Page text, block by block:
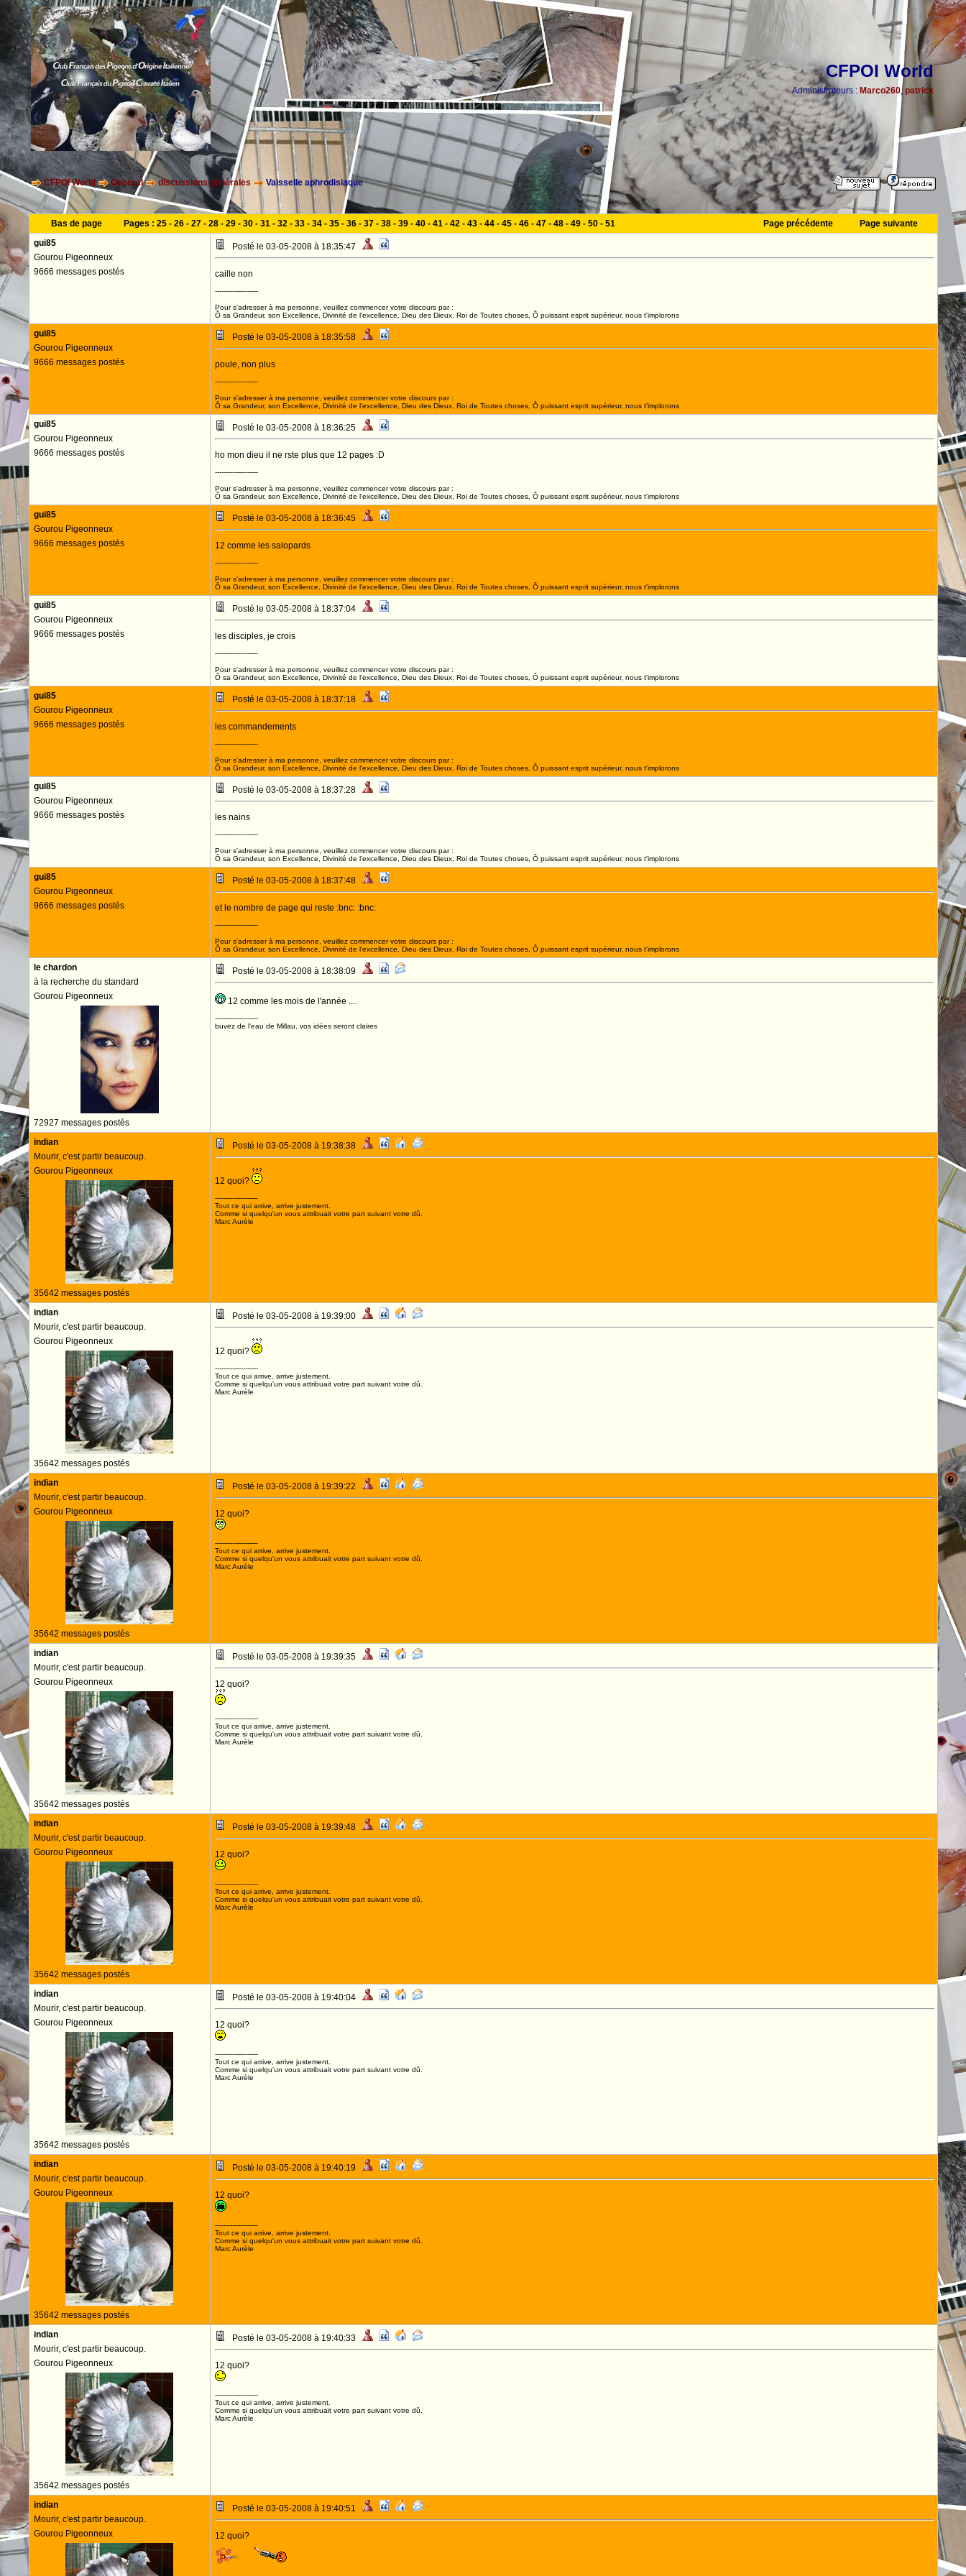
CFPOI World
Administrateurs : Marco260, patrick
CFPOI World General discussions générales Vaisselle aphrodisiaque
Bas de page Pages : 25- 26- 27- 28- 29- 30- 31- 32- 33- 34- 35- 36- 37- 38- 39- 40- 41- 42- 43- 44- 45- 46- 47- 48- 49- 50- 51 Page précédente
Page suivante
gui85
Gourou Pigeonneux
9666 messages postés
Posté le 03-05-2008 à 18:35:47
caille non
--------------------
Pour s'adresser à ma personne, veuillez commencer votre discours par :
Ô sa Grandeur, son Excellence, Divinité de l'excellence, Dieu des Dieux, Roi de Toutes choses, Ô puissant esprit supérieur, nous t'implorons
gui85
Gourou Pigeonneux
9666 messages postés
Posté le 03-05-2008 à 18:35:58
poule, non plus
--------------------
Pour s'adresser à ma personne, veuillez commencer votre discours par :
Ô sa Grandeur, son Excellence, Divinité de l'excellence, Dieu des Dieux, Roi de Toutes choses, Ô puissant esprit supérieur, nous t'implorons
gui85
Gourou Pigeonneux
9666 messages postés
Posté le 03-05-2008 à 18:36:25
ho mon dieu il ne rste plus que 12 pages :D
--------------------
Pour s'adresser à ma personne, veuillez commencer votre discours par :
Ô sa Grandeur, son Excellence, Divinité de l'excellence, Dieu des Dieux, Roi de Toutes choses, Ô puissant esprit supérieur, nous t'implorons
gui85
Gourou Pigeonneux
9666 messages postés
Posté le 03-05-2008 à 18:36:45
12 comme les salopards
--------------------
Pour s'adresser à ma personne, veuillez commencer votre discours par :
Ô sa Grandeur, son Excellence, Divinité de l'excellence, Dieu des Dieux, Roi de Toutes choses, Ô puissant esprit supérieur, nous t'implorons
gui85
Gourou Pigeonneux
9666 messages postés
Posté le 03-05-2008 à 18:37:04
les disciples, je crois
--------------------
Pour s'adresser à ma personne, veuillez commencer votre discours par :
Ô sa Grandeur, son Excellence, Divinité de l'excellence, Dieu des Dieux, Roi de Toutes choses, Ô puissant esprit supérieur, nous t'implorons
gui85
Gourou Pigeonneux
9666 messages postés
Posté le 03-05-2008 à 18:37:18
les commandements
--------------------
Pour s'adresser à ma personne, veuillez commencer votre discours par :
Ô sa Grandeur, son Excellence, Divinité de l'excellence, Dieu des Dieux, Roi de Toutes choses, Ô puissant esprit supérieur, nous t'implorons
gui85
Gourou Pigeonneux
9666 messages postés
Posté le 03-05-2008 à 18:37:28
les nains
--------------------
Pour s'adresser à ma personne, veuillez commencer votre discours par :
Ô sa Grandeur, son Excellence, Divinité de l'excellence, Dieu des Dieux, Roi de Toutes choses, Ô puissant esprit supérieur, nous t'implorons
gui85
Gourou Pigeonneux
9666 messages postés
Posté le 03-05-2008 à 18:37:48
et le nombre de page qui reste :bnc: :bnc:
--------------------
Pour s'adresser à ma personne, veuillez commencer votre discours par :
Ô sa Grandeur, son Excellence, Divinité de l'excellence, Dieu des Dieux, Roi de Toutes choses, Ô puissant esprit supérieur, nous t'implorons
le chardon
à la recherche du standard
Gourou Pigeonneux
72927 messages postés
Posté le 03-05-2008 à 18:38:09
12 comme les mois de l'année ....
--------------------
buvez de l'eau de Millau, vos idées seront claires
indian
Mourir, c'est partir beaucoup.
Gourou Pigeonneux
35642 messages postés
Posté le 03-05-2008 à 19:38:38
12 quoi?
--------------------
Tout ce qui arrive, arrive justement.
Comme si quelqu'un vous attribuait votre part suivant votre dû.
Marc Aurèle
indian
Mourir, c'est partir beaucoup.
Gourou Pigeonneux
35642 messages postés
Posté le 03-05-2008 à 19:39:00
12 quoi?
--------------------
Tout ce qui arrive, arrive justement.
Comme si quelqu'un vous attribuait votre part suivant votre dû.
Marc Aurèle
indian
Mourir, c'est partir beaucoup.
Gourou Pigeonneux
35642 messages postés
Posté le 03-05-2008 à 19:39:22
12 quoi?
--------------------
Tout ce qui arrive, arrive justement.
Comme si quelqu'un vous attribuait votre part suivant votre dû.
Marc Aurèle
indian
Mourir, c'est partir beaucoup.
Gourou Pigeonneux
35642 messages postés
Posté le 03-05-2008 à 19:39:35
12 quoi?
--------------------
Tout ce qui arrive, arrive justement.
Comme si quelqu'un vous attribuait votre part suivant votre dû.
Marc Aurèle
indian
Mourir, c'est partir beaucoup.
Gourou Pigeonneux
35642 messages postés
Posté le 03-05-2008 à 19:39:48
12 quoi?
--------------------
Tout ce qui arrive, arrive justement.
Comme si quelqu'un vous attribuait votre part suivant votre dû.
Marc Aurèle
indian
Mourir, c'est partir beaucoup.
Gourou Pigeonneux
35642 messages postés
Posté le 03-05-2008 à 19:40:04
12 quoi?
--------------------
Tout ce qui arrive, arrive justement.
Comme si quelqu'un vous attribuait votre part suivant votre dû.
Marc Aurèle
indian
Mourir, c'est partir beaucoup.
Gourou Pigeonneux
35642 messages postés
Posté le 03-05-2008 à 19:40:19
12 quoi?
--------------------
Tout ce qui arrive, arrive justement.
Comme si quelqu'un vous attribuait votre part suivant votre dû.
Marc Aurèle
indian
Mourir, c'est partir beaucoup.
Gourou Pigeonneux
35642 messages postés
Posté le 03-05-2008 à 19:40:33
12 quoi?
--------------------
Tout ce qui arrive, arrive justement.
Comme si quelqu'un vous attribuait votre part suivant votre dû.
Marc Aurèle
indian
Mourir, c'est partir beaucoup.
Gourou Pigeonneux
Posté le 03-05-2008 à 19:40:51
12 quoi?